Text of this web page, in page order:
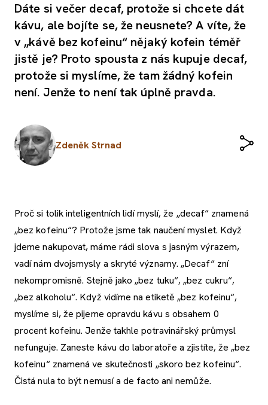
Dáte si večer decaf, protože si chcete dát
kávu, ale bojíte se, že neusnete? A víte, že
v „kávě bez kofeinu“ nějaký kofein téměř
jistě je? Proto spousta z nás kupuje decaf,
protože si myslíme, že tam žádný kofein
není. Jenže to není tak úplně pravda.
Zdeněk Strnad
Proč si tolik inteligentních lidí myslí, že „decaf“ znamená
„bez kofeinu“? Protože jsme tak naučení myslet. Když
jdeme nakupovat, máme rádi slova s jasným výrazem,
vadí nám dvojsmysly a skryté významy. „Decaf“ zní
nekompromisně. Stejně jako „bez tuku“, „bez cukru“,
„bez alkoholu“. Když vidíme na etiketě „bez kofeinu“,
myslíme si, že pijeme opravdu kávu s obsahem 0
procent kofeinu. Jenže takhle potravinářský průmysl
nefunguje. Zaneste kávu do laboratoře a zjistíte, že „bez
kofeinu“ znamená ve skutečnosti „skoro bez kofeinu“.
Čistá nula to být nemusí a de facto ani nemůže.